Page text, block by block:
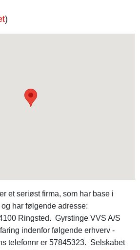
)
et seriøst firma, som har base i
har følgende adresse:
Ringsted. Gyrstinge VVS A/S
indenfor følgende erhverv -
telefonnr er 57845323. Selskabet